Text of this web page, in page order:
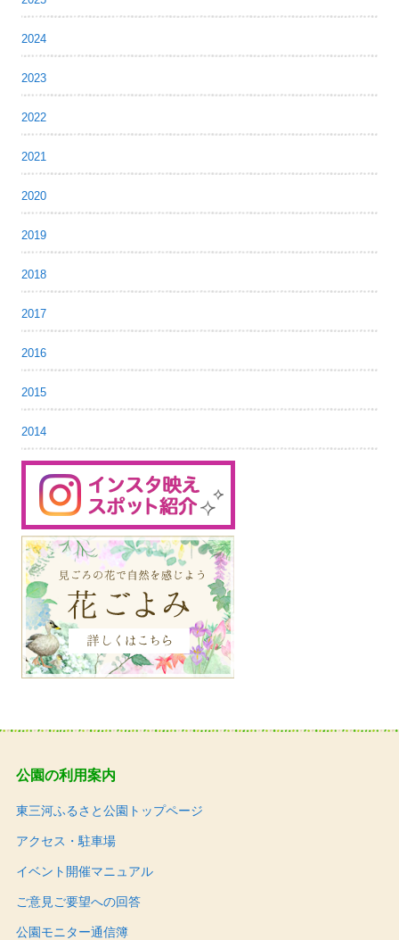
2024
2023
2022
2021
2020
2019
2018
2017
2016
2015
2014
公園の利用案内
東三河ふるさと公園トップページ
アクセス・駐車場
イベント開催マニュアル
ご意見ご要望への回答
公園モニター通信簿